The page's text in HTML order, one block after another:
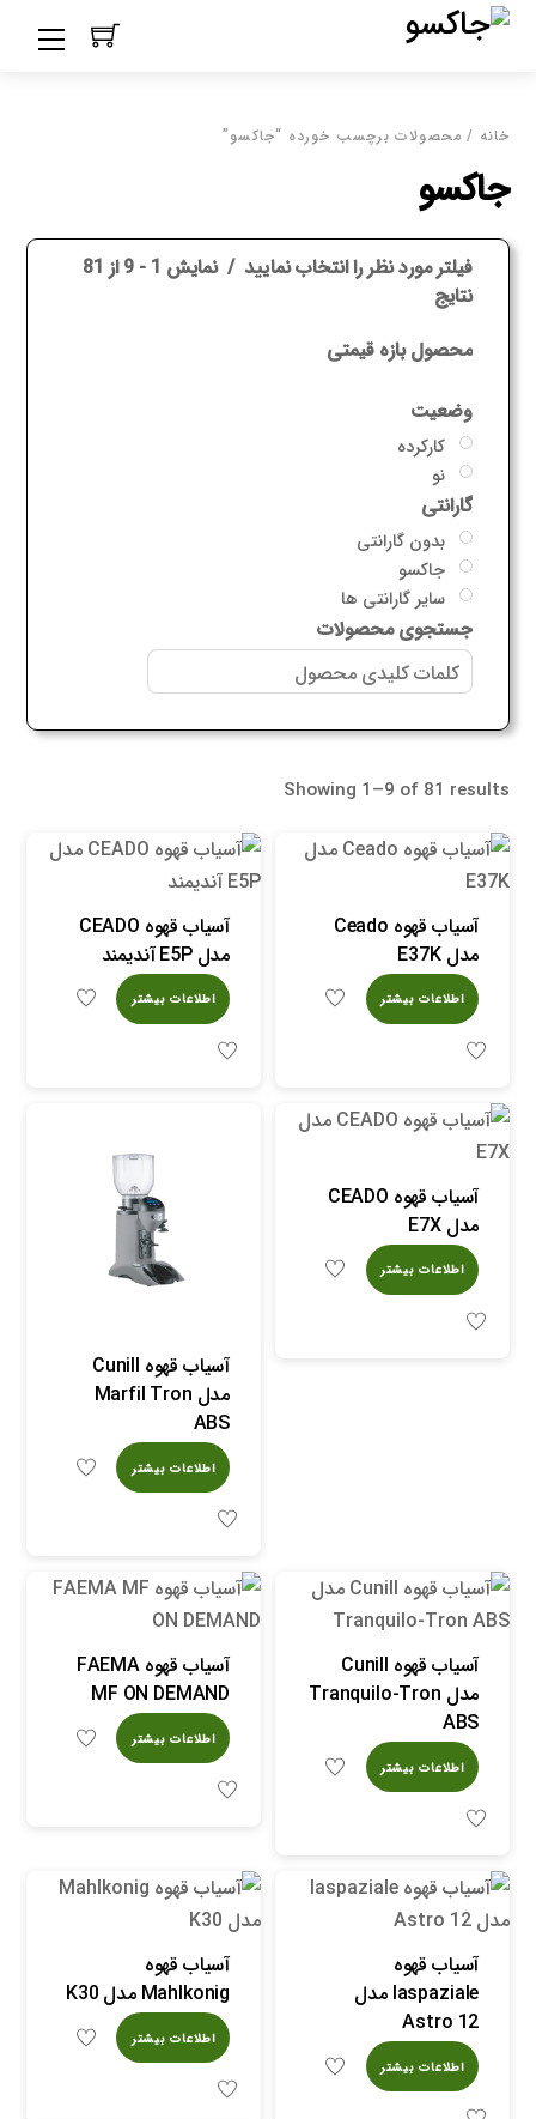
Skip
خانه / محصولات برچسب خورده “جاکسو”
جاکسو
فیلتر مورد نظر را انتخاب نمایید
نمایش 1 - 9 از 81
نتایج
محصول بازه قیمتی
وضعیت
کارکرده
نو
گارانتی
بدون گارانتی
جاکسو
سایر گارانتی ها
جستجوی محصولات
Showing 1–9 of 81 results
آسیاب قهوه Ceado
مدل E37K
اطلاعات بیشتر
آسیاب قهوه CEADO
مدل E5P آندیمند
اطلاعات بیشتر
آسیاب قهوه CEADO
مدل E7X
اطلاعات بیشتر
آسیاب قهوه Cunill
مدل Marfil Tron
ABS
اطلاعات بیشتر
آسیاب قهوه Cunill
مدل Tranquilo-Tron
ABS
اطلاعات بیشتر
آسیاب قهوه FAEMA
MF ON DEMAND
اطلاعات بیشتر
آسیاب قهوه
laspaziale مدل
Astro 12
اطلاعات بیشتر
آسیاب قهوه
Mahlkonig مدل K30
اطلاعات بیشتر